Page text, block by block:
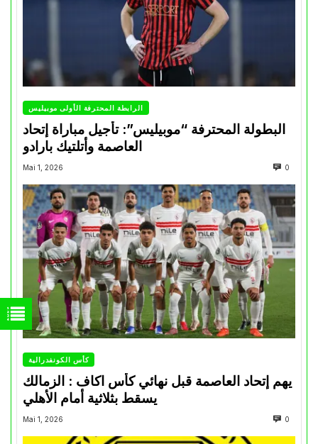
الرابطة المحترفة الأولى موبيليس
البطولة المحترفة “موبيليس”: تأجيل مباراة إتحاد
العاصمة وأتلتيك بارادو
Mai 1, 2026 0
كأس الكونفدرالية
يهم إتحاد العاصمة قبل نهائي كأس اكاف : الزمالك
Mai 1, 2026 0